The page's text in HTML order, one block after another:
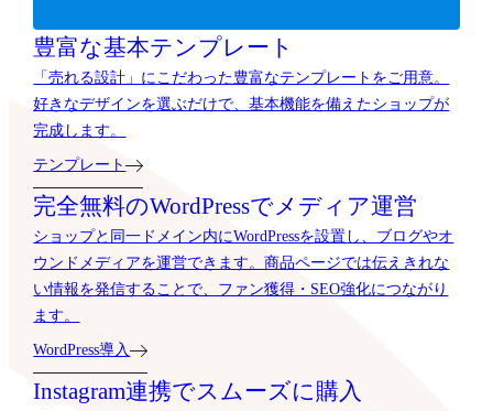
豊富な基本テンプレート
「売れる設計」にこだわった豊富なテンプレートをご用意。
好きなデザインを選ぶだけで、基本機能を備えたショップが
完成します。
テンプレート
完全無料のWordPressでメディア運営
ショップと同一ドメイン内にWordPressを設置し、ブログやオ
ウンドメディアを運営できます。商品ページでは伝えきれな
い情報を発信することで、ファン獲得・SEO強化につながり
ます。
WordPress導入
Instagram連携でスムーズに購入